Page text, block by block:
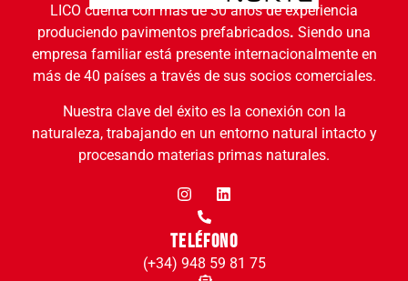
LICO cuenta con más de 30 años de experiencia
produciendo pavimentos prefabricados. Siendo una
empresa familiar está presente internacionalmente en
más de 40 países a través de sus socios comerciales.
Nuestra clave del éxito es la conexión con la
naturaleza, trabajando en un entorno natural intacto y
procesando materias primas naturales.
Teléfono
(+34) 948 59 81 75